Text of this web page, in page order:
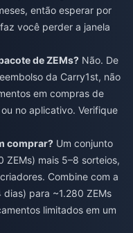
então esperar por
você perder a janela
de ZEMs? Não. De
da Carry1st, não
em compras de
no aplicativo. Verifique
comprar? Um conjunto
mais 5–8 sorteios,
Combine com a
para ~1.280 ZEMs
limitados em um